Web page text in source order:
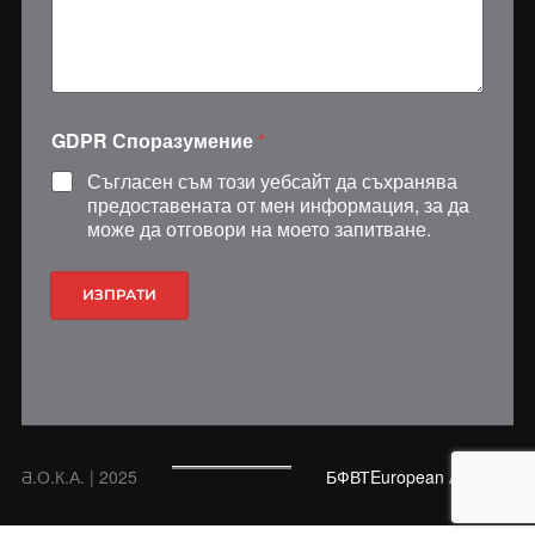
m
iGDPR Споразумение *
Съгласен съм този уебсайт да съхранява
предоставената от мен информация, за да
може да отговори на моето запитване.
ИЗПРАТИ
Ƌ.О.К.А. | 2025 БФВТEuropean Aquatics